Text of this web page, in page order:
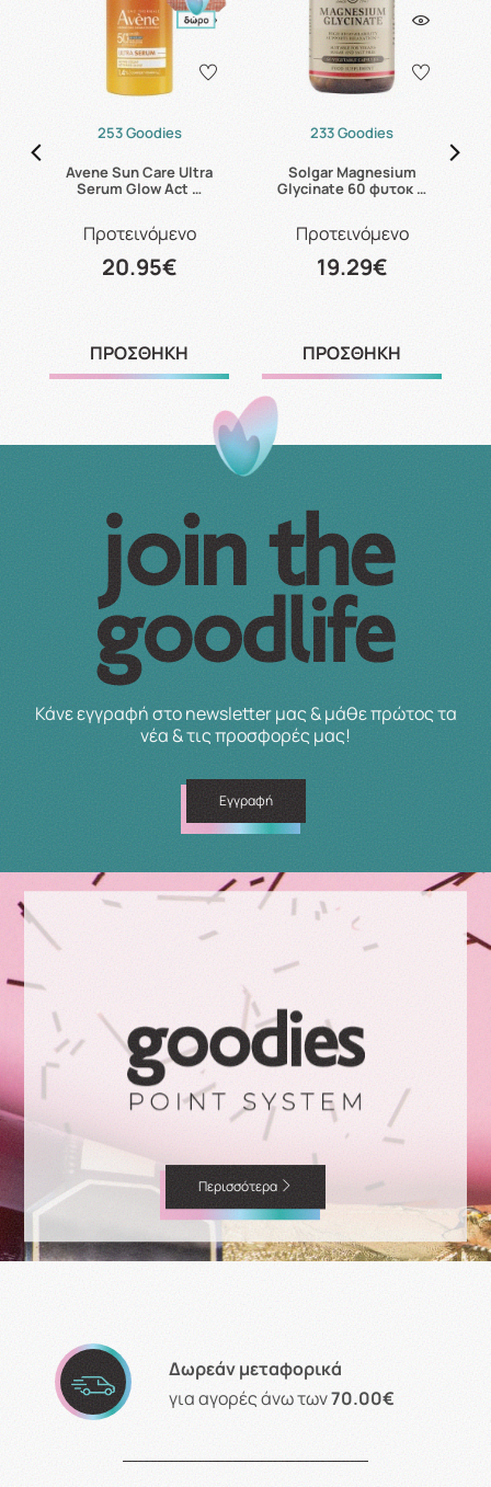
253 Goodies
Avene Sun Care Ultra
Serum Glow Act …
Προτεινόμενο
20.95€
ΠΡΟΣΘΗΚΗ
233 Goodies
Solgar Magnesium
Glycinate 60 φυτοκ …
Προτεινόμενο
19.29€
ΠΡΟΣΘΗΚΗ
Κάνε εγγραφή στο newsletter μας & μάθε πρώτος τα
νέα & τις προσφορές μας!
Εγγραφή
Περισσότερα
Δωρεάν μεταφορικά
για αγορές άνω των70.00€